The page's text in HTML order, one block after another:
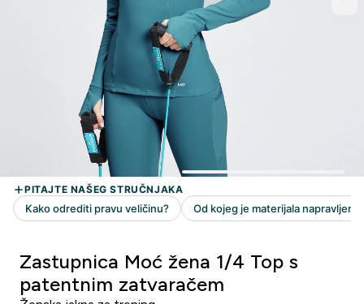
Zastupnica Moć žena 1/4 Top s
patentnim zatvaračem